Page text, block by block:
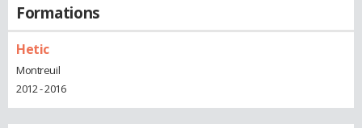
Formations
Hetic
Montreuil
2012 - 2016